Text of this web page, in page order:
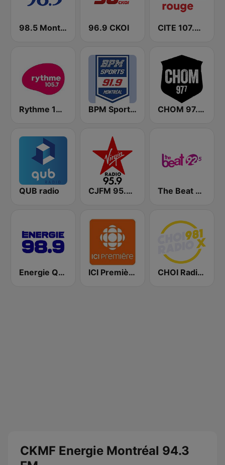
98.5 Montréal 96.9 CKOI CITE 107.3 Rouge FM
Rythme 105.7 FM BPM Sports 91.9 FM CHOM 97.7 FM
QUB radio CJFM 95.9 Virgin Radio Montreal The Beat 92.5 FM
Energie Québec 98.9 FM ICI Première Montréal CHOI Radio X 98.1 FM
CKMF Energie Montréal 94.3